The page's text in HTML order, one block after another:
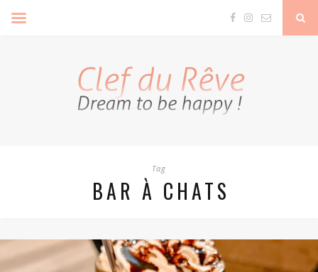
Tag
BAR À CHATS